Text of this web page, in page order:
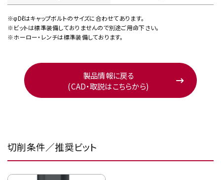
※φDℓはキャップボルトのサイズに合わせてあります。
※ビットは標準装備しておりませんので別途ご用命下さい。
※ホーロー・レンチは標準装備しております。
製品情報に戻る
(CAD・取説はこちらから)
切削条件／推奨ビット